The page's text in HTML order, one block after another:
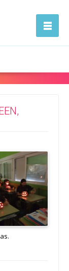
navegación